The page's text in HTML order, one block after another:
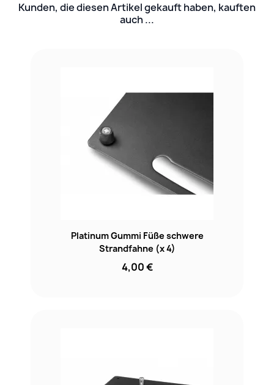
Kunden, die diesen Artikel gekauft haben, kauften
auch ...
Platinum Gummi Füße schwere
Strandfahne (x 4)
4,00 €